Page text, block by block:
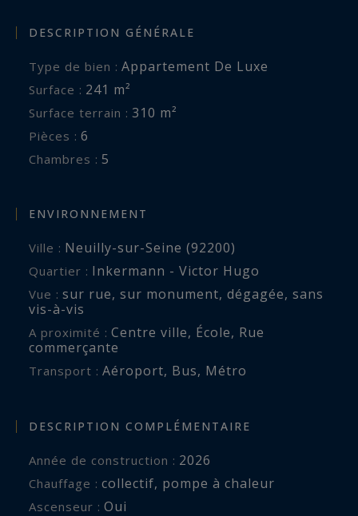
DESCRIPTION GÉNÉRALE
Type de bien : Appartement De Luxe
Surface : 241 m²
Surface terrain : 310 m²
Pièces : 6
Chambres : 5
ENVIRONNEMENT
Ville : Neuilly-sur-Seine (92200)
Quartier : Inkermann - Victor Hugo
Vue : sur rue, sur monument, dégagée, sans
vis-à-vis
A proximité : Centre ville, École, Rue
commerçante
Transport : Aéroport, Bus, Métro
DESCRIPTION COMPLÉMENTAIRE
Année de construction : 2026
Chauffage : collectif, pompe à chaleur
Ascenseur : Oui